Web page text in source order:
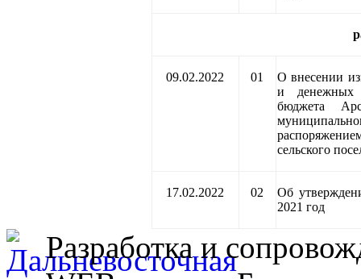
09.02.2022 01
О внесении
и денежных
бюджета
сельского
17.02.2022 02
Об
2021 год
Разработка и